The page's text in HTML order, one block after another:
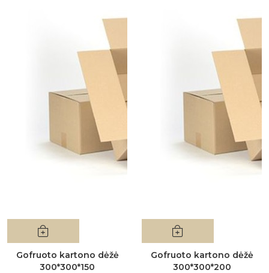
Gofruoto kartono dėžė
300*300*150
Gofruoto kartono dėžė
300*300*200